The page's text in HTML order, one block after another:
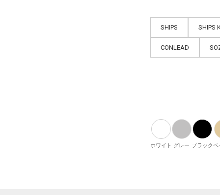
SHIPS SHIPS
CONLEAD
ホワイト グレー ブラックベ